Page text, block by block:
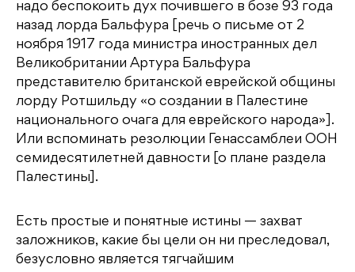
надо беспокоить дух почившего в бозе 93 года
назад лорда Бальфура [речь о письме от 2
ноября 1917 года министра иностранных дел
Великобритании Артура Бальфура
представителю британской еврейской общины
лорду Ротшильду «о создании в Палестине
национального очага для еврейского народа»].
Или вспоминать резолюции Генассамблеи ООН
семидесятилетней давности [о плане раздела
Палестины].
Есть простые и понятные истины — захват
заложников, какие бы цели он ни преследовал,
безусловно является тягчайшим